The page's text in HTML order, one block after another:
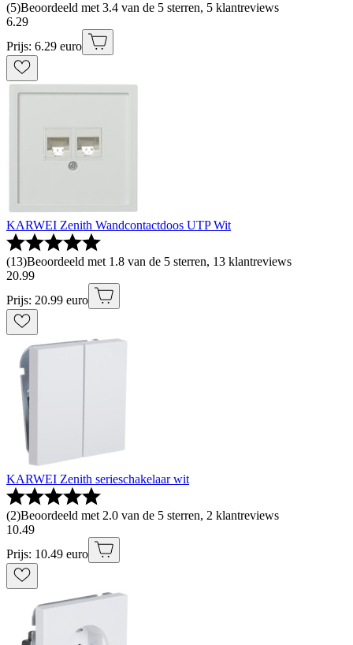
(5)Beoordeeld met 3.4 van de 5 sterren, 5 klantreviews
6.29
Prijs: 6.29 euro
KARWEI Zenith Wandcontactdoos UTP Wit
(13)Beoordeeld met 1.8 van de 5 sterren, 13 klantreviews
20.99
Prijs: 20.99 euro
KARWEI Zenith serieschakelaar wit
(2)Beoordeeld met 2.0 van de 5 sterren, 2 klantreviews
10.49
Prijs: 10.49 euro